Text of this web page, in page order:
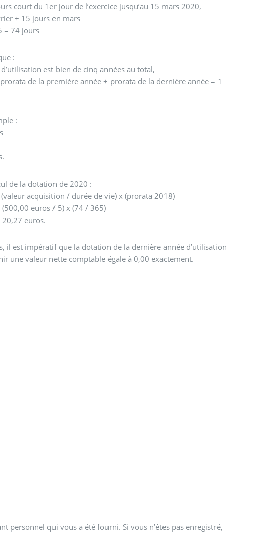
court du 1er jour de l’exercice jusqu’au 15 mars 2020,
+ 15 jours en mars
= 74 jours
:
est bien de cinq années au total,
de la première année + prorata de la dernière année = 1
:
de la dotation de 2020 :
dotation 2020 = (valeur acquisition / durée de vie) x (prorata 2018)
euros / 5) x (74 / 365)
euros.
il est impératif que la dotation de la dernière année d’utilisation
une valeur nette comptable égale à 0,00 exactement.
personnel qui vous a été fourni. Si vous n’êtes pas enregistré,